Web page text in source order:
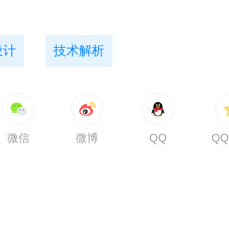
计 技术解析
微信 微博 QQ